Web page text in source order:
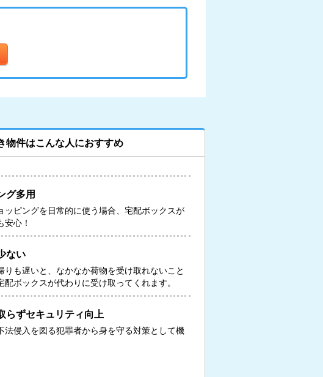
物件はこんな人におすすめ
グ多用
ッピングを日常的に使う場合、宅配ボックスが
安心！
ない
りも遅いと、なかなか荷物を受け取れないこと
ボックスが代わりに受け取ってくれます。
らずセキュリティ向上
法侵入を図る犯罪者から身を守る対策として機